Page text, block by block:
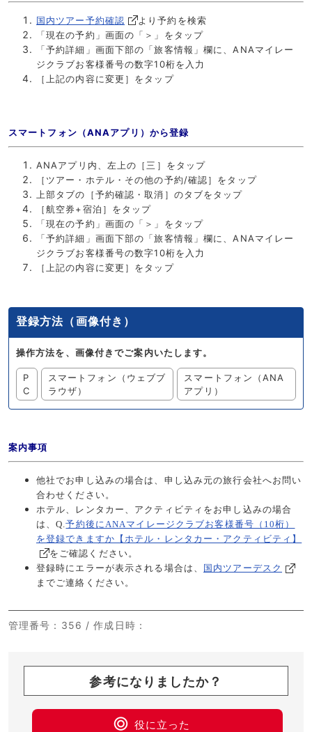
国内ツアー予約確認
より予約を検索
「現在の予約」画面の「＞」をタップ
「予約詳細」画面下部の「旅客情報」欄に、ANAマイレー
ジクラブお客様番号の数字10桁を入力
［上記の内容に変更］をタップ
スマートフォン（ANAアプリ）から登録
ANAアプリ内、左上の［三］をタップ
［ツアー・ホテル・その他の予約/確認］をタップ
上部タブの［予約確認・取消］のタブをタップ
［航空券+宿泊］をタップ
「現在の予約」画面の「＞」をタップ
「予約詳細」画面下部の「旅客情報」欄に、ANAマイレー
ジクラブお客様番号の数字10桁を入力
［上記の内容に変更］をタップ
登録方法（画像付き）
操作方法を、画像付きでご案内いたします。
P
C
スマートフォン（ウェブブ
ラウザ）
スマートフォン（ANA
アプリ）
案内事項
他社でお申し込みの場合は、申し込み元の旅行会社へお問い
合わせください。
ホテル、レンタカー、アクティビティをお申し込みの場合
は、Q.予約後にANAマイレージクラブお客様番号（10桁）
を登録できますか【ホテル・レンタカー・アクティビティ】
をご確認ください。
登録時にエラーが表示される場合は、 国内ツアーデスク
までご連絡ください。
管理番号 ：356 /作成日時 ：
参考になりましたか？
役に立った